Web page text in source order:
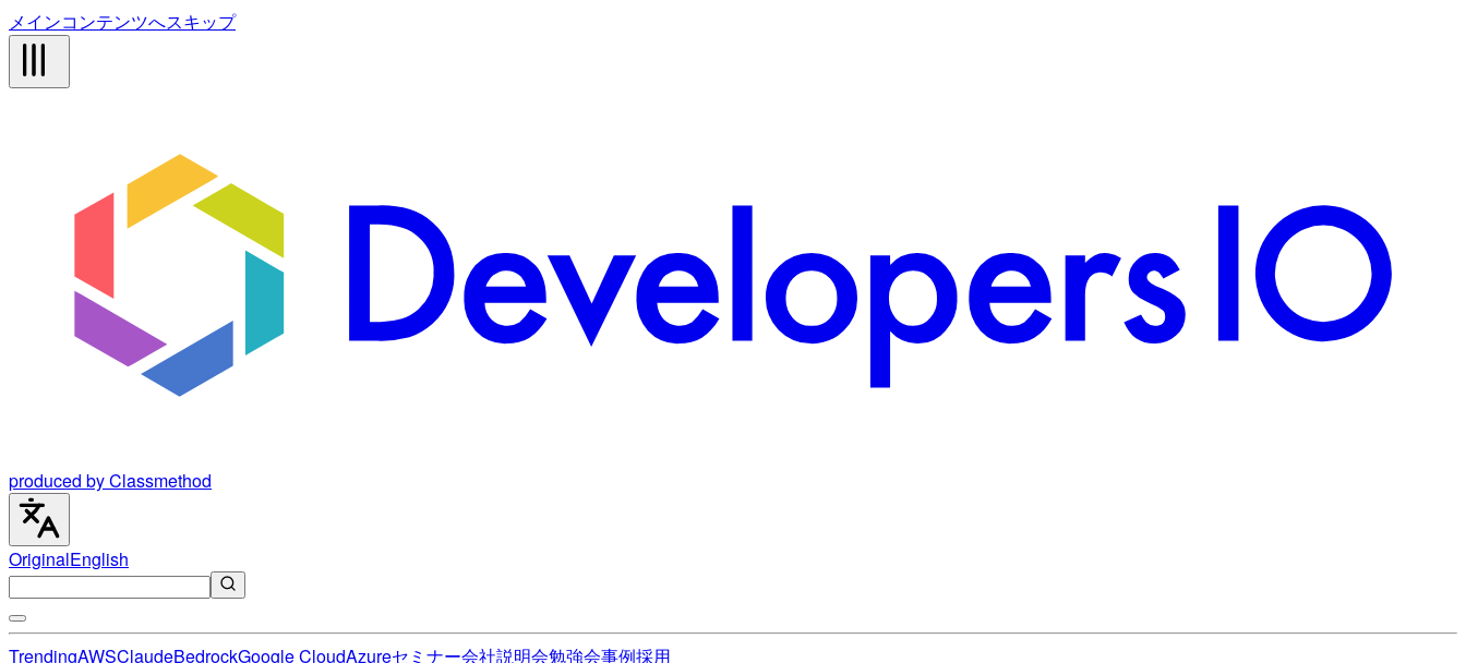
メインコンテンツへスキップ
produced by Classmethod
OriginalEnglish
TrendingAWSClaudeBedrockGoogle CloudAzureセミナー会社説明会勉強会事例採用